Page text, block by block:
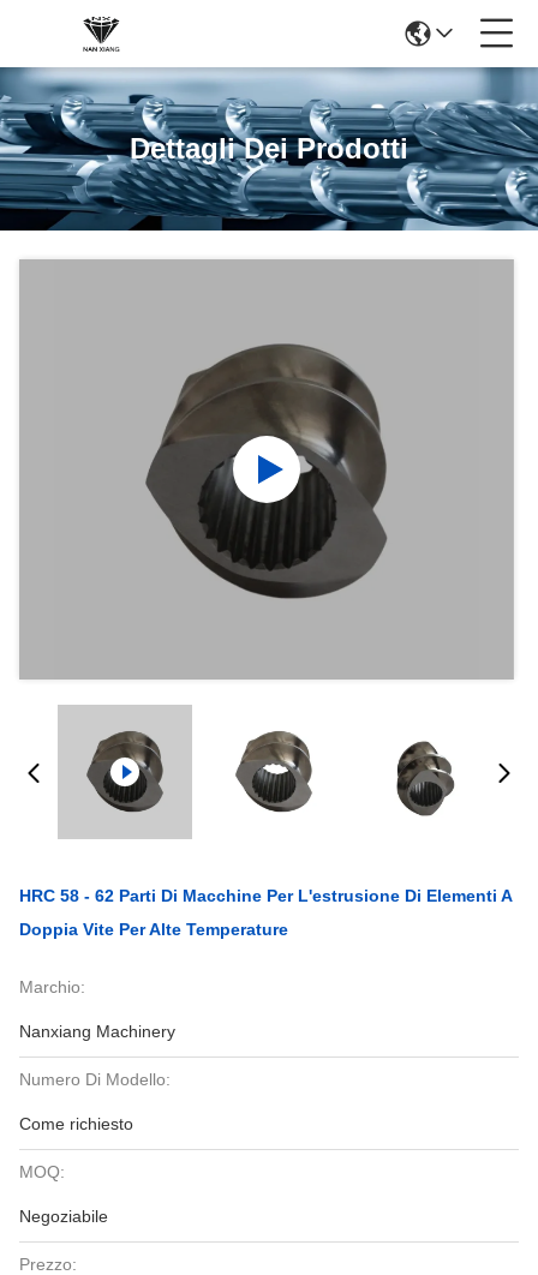
Dettagli Dei Prodotti
HRC 58 - 62 Parti Di Macchine Per L'estrusione Di Elementi A
Doppia Vite Per Alte Temperature
Marchio:
Nanxiang Machinery
Numero Di Modello:
Come richiesto
MOQ:
Negoziabile
Prezzo: